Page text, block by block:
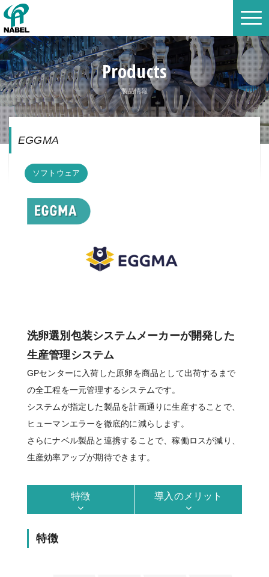
Products
製品情報
EGGMA
ソフトウェア
洗卵選別包装システムメーカーが開発した
生産管理システム
GPセンターに入荷した原卵を商品として出荷するまで
の全工程を一元管理するシステムです。
システムが指定した製品を計画通りに生産することで、
ヒューマンエラーを徹底的に減らします。
さらにナベル製品と連携することで、稼働ロスが減り、
生産効率アップが期待できます。
特徴 導入のメリット
特徴